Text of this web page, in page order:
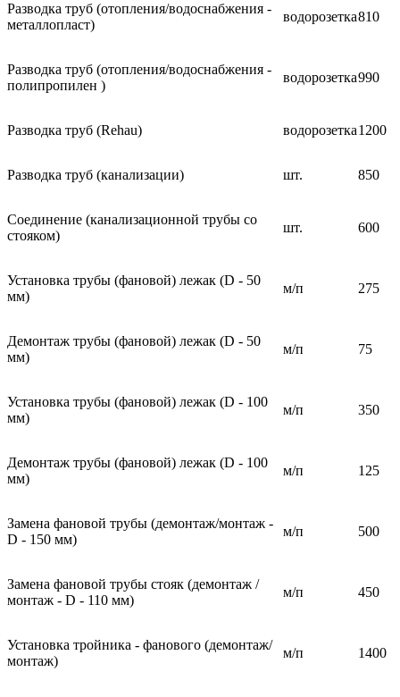
Разводка труб (отопления/водоснабжения -
металлопласт)
водорозетка810
Разводка труб (отопления/водоснабжения -
полипропилен )
водорозетка990
Разводка труб (Rehau) водорозетка1200
Разводка труб (канализации) шт. 850
Соединение (канализационной трубы со
стояком)
шт. 600
Установка трубы (фановой) лежак (D - 50
мм)
м/п 275
Демонтаж трубы (фановой) лежак (D - 50
мм)
м/п 75
Установка трубы (фановой) лежак (D - 100
мм)
м/п 350
Демонтаж трубы (фановой) лежак (D - 100
мм)
м/п 125
Замена фановой трубы (демонтаж/монтаж -
D - 150 мм)
м/п 500
Замена фановой трубы стояк (демонтаж /
монтаж - D - 110 мм)
м/п 450
Установка тройника - фанового (демонтаж/
монтаж)
м/п 1400